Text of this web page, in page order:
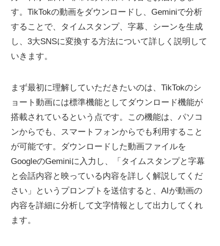
す。TikTokの動画をダウンロードし、Geminiで分析
することで、タイムスタンプ、字幕、シーンを生成
し、3大SNSに変換する方法について詳しく説明して
いきます。
まず最初に理解していただきたいのは、TikTokのシ
ョート動画には標準機能としてダウンロード機能が
搭載されているという点です。この機能は、パソコ
ンからでも、スマートフォンからでも利用すること
が可能です。ダウンロードした動画ファイルを
GoogleのGeminiに入力し、「タイムスタンプと字幕
と会話内容と映っている内容を詳しく解説してくだ
さい」というプロンプトを送信すると、AIが動画の
内容を詳細に分析して文字情報として出力してくれ
ます。